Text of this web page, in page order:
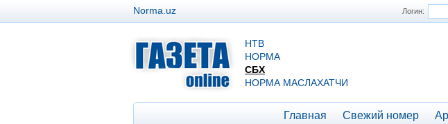
Логин:
Norma.uz
НТВ
НОРМА
СБХ
НОРМА МАСЛАХАТЧИ
Главная Свежий номер